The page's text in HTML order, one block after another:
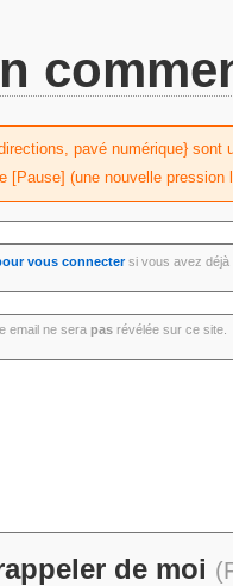
pavé numérique}
[Pause] (une nouvelle pression
vous connectersi vous avez déjà
email ne serapas révélée sur ce site.
de moi